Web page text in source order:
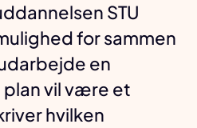
STU
for sammen
en
vil være et
hvilken